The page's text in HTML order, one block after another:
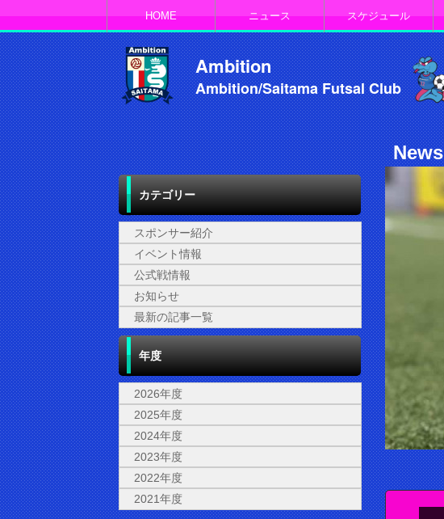
HOME ニュース スケジュール
Ambition
Ambition/Saitama Futsal Club
カテゴリー
スポンサー紹介
イベント情報
公式戦情報
お知らせ
最新の記事一覧
年度
2026年度
2025年度
2024年度
2023年度
2022年度
2021年度
News